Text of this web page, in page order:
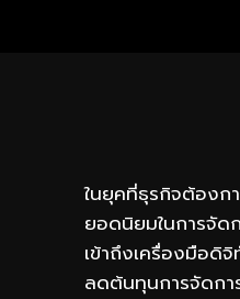
ในยุคที่ธุรกิจต้องก
ยอดนิยมในการจัด
เข้าถึงเครื่องมือดิ
ลดต้นทุนการจัดกา